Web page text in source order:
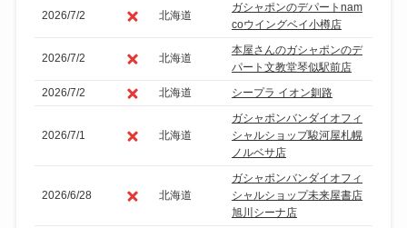
2026/7/2 北海道
ガシャポンのデパートnam
coウイングベイ小樽店
2026/7/2 北海道
本屋さんのガシャポンのデ
パート文教堂琴似駅前店
2026/7/2
北海道 シープラ イオン釧路
2026/7/1 北海道
ガシャポンバンダイオフィ
シャルショップ駿河屋札幌
ノルベサ店
2026/6/28 北海道
ガシャポンバンダイオフィ
シャルショップ未来屋書店
旭川シーナ店